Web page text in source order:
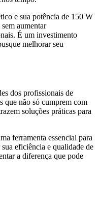
e sua potência de 150 W
aumentar
É um investimento
melhorar seu
dos profissionais de
que não só cumprem com
soluções práticas para
ferramenta essencial para
eficiência e qualidade de
a diferença que pode